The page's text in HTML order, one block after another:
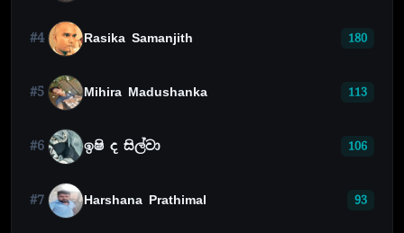
#4 Rasika Samanjith 180
#5 Mihira Madushanka 113
#6 ඉෂි ද සිල්වා 106
#7 Harshana Prathimal 93